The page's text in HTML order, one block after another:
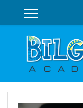
БОКОВАЯ ПАНЕЛЬ